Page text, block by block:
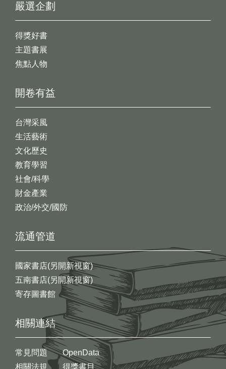
開卷有益
台灣采風
生活藝術
文化歷史
教育學習
社會/科學
財金產業
政治/外交/國防
嚴選企劃
得獎好書
主題書展
焦點人物
流通管道
國家書店(另開新視窗)
五南書店(另開新視窗)
寄存圖書館
相關連結
常見問題
相關法規
OpenData
得獎書目